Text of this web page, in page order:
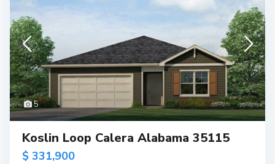
5
Koslin Loop Calera Alabama 35115
$ 331,900